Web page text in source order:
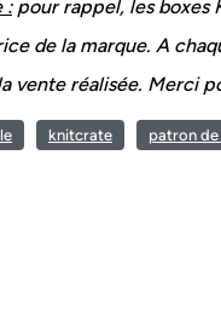
:pour rappel, les boxes
de la marque. A
vente réalisée. Merci
knitcrate patron